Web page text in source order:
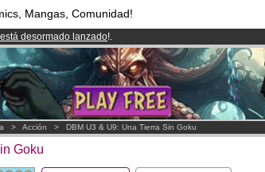
Mangas, Comunidad!
desormado lanzado!.
por3.95 eurosal mes!Hazte Premium ya
y 1208 Cómics y Mangas!.
> Acción > DBM U3 & U9: Una Tierra Sin Goku
Goku